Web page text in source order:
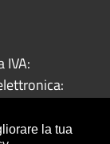
la tua
IVA: